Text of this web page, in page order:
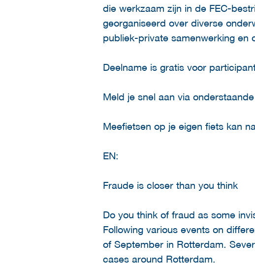
die werkzaam zijn in de FEC-
georganiseerd over diverse
publiek-private samenwerking en
Deelname is gratis voor
Meld je snel aan via
Meefietsen op je eigen fiets kan
EN:
Fraude is closer than you think
Do you think of fraud as some
Following various events on
of September in Rotterdam.
cases around Rotterdam.